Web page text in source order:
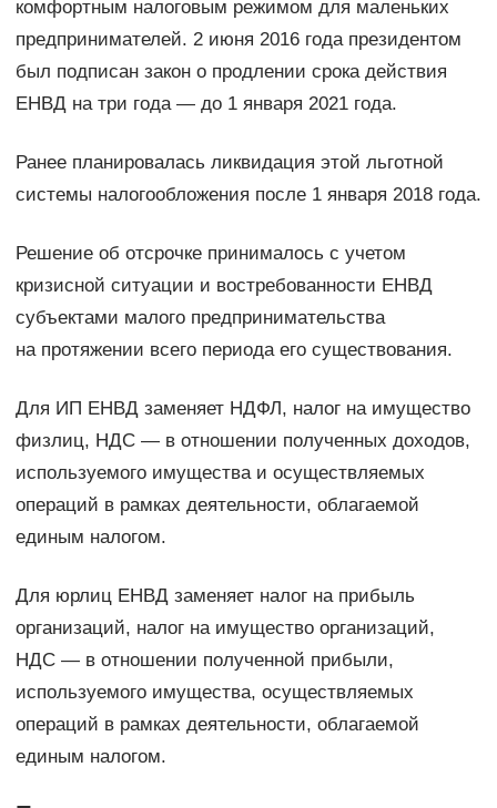
комфортным налоговым режимом для маленьких
предпринимателей. 2 июня 2016 года президентом
был подписан закон о продлении срока действия
ЕНВД на три года — до 1 января 2021 года.
Ранее планировалась ликвидация этой льготной
системы налогообложения после 1 января 2018 года.
Решение об отсрочке принималось с учетом
кризисной ситуации и востребованности ЕНВД
субъектами малого предпринимательства
на протяжении всего периода его существования.
Для ИП ЕНВД заменяет НДФЛ, налог на имущество
физлиц, НДС — в отношении полученных доходов,
используемого имущества и осуществляемых
операций в рамках деятельности, облагаемой
единым налогом.
Для юрлиц ЕНВД заменяет налог на прибыль
организаций, налог на имущество организаций,
НДС — в отношении полученной прибыли,
используемого имущества, осуществляемых
операций в рамках деятельности, облагаемой
единым налогом.